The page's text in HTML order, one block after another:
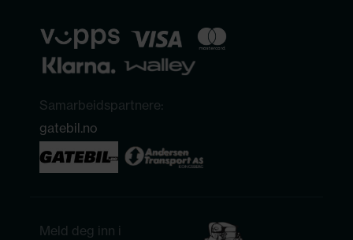
Samarbeidspartnere:
gatebil.no
Meld deg inn i